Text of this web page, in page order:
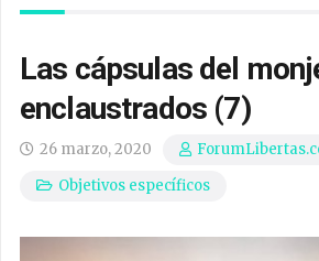
Las cápsulas del
enclaustrados (7)
26 marzo, 2020
Objetivos específicos